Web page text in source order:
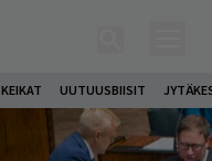
KEIKAT UUTUUSBIISIT